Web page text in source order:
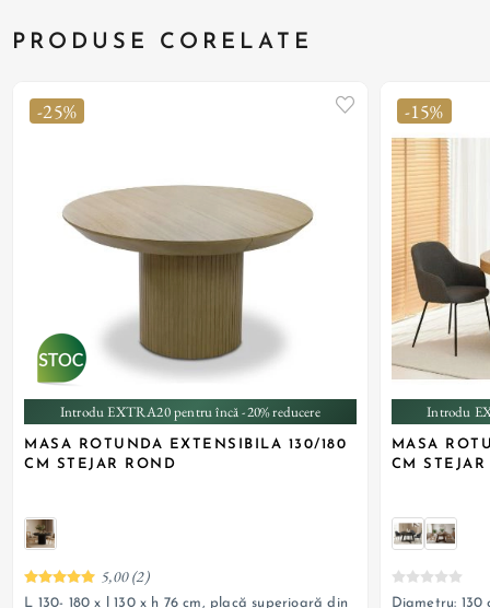
PRODUSE CORELATE
-25%
Introdu EXTRA20 pentru încă -20% reducere
MASA ROTUNDA EXTENSIBILA 130/180
CM STEJAR ROND
5,00 (2)
L 130- 180 x l 130 x h 76 cm, placă superioară din
-15%
Introdu
MASA
CM
Diametru: 130